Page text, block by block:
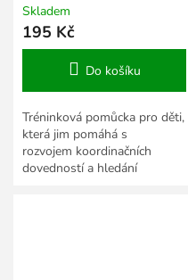
Skladem
195 Kč
Do košíku
Tréninková pomůcka pro děti,
která jim pomáhá s
rozvojem koordinačních
dovedností a hledání